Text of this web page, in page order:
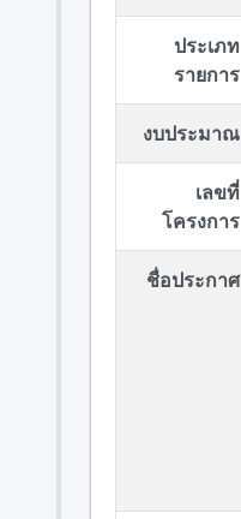
ประเภท
รายการ
งบประมาณ
เลขที่
โครงการ
ชื่อประกาศ